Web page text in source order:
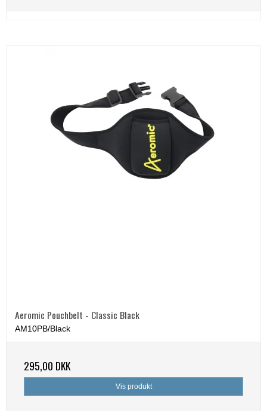
Aeromic Pouchbelt - Classic Black
AM10PB/Black
295,00 DKK
Vis produkt